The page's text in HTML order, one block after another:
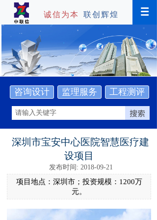
联创辉煌
诚信为本
咨询设计 监理服务 工程测评
搜索
深圳市宝安中心医院智慧医疗建
设项目
发布时间: 2018-09-21
项目地点：深圳市；投资规模：1200万
元。